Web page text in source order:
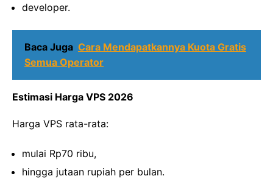
developer.
Baca Juga Cara Mendapatkannya Kuota Gratis
Semua Operator
Estimasi Harga VPS 2026
Harga VPS rata-rata:
mulai Rp70 ribu,
hingga jutaan rupiah per bulan.